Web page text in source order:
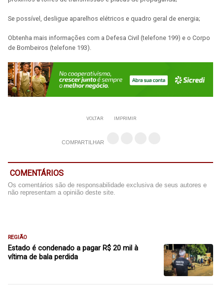
Se possível, desligue aparelhos elétricos e quadro geral de energia;
Obtenha mais informações com a Defesa Civil (telefone 199) e o Corpo
de Bombeiros (telefone 193).
VOLTAR IMPRIMIR
COMPARTILHAR
COMENTÁRIOS
Os comentários são de responsabilidade exclusiva de seus autores e
não representam a opinião deste site.
REGIÃO
Estado é condenado a pagar R$ 20 mil à
vítima de bala perdida